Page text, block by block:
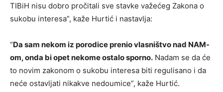
TIBiH nisu dobro pročitali sve stavke važećeg Zakona o
sukobu interesa”, kaže Hurtić i nastavlja:
“Da sam nekom iz porodice prenio vlasništvo nad NAM-
om, onda bi opet nekome ostalo sporno. Nadam se da će
to novim zakonom o sukobu interesa biti regulisano i da
neće ostavljati nikakve nedoumice”, kaže Hurtić.